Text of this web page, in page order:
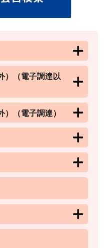
）（電子調達以
）（電子調達）